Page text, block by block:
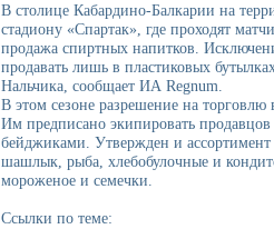
В столице Кабардино-Балкарии на
стадиону «Спартак», где проходят
продажа спиртных напитков.
продавать лишь в пластиковых
Нальчика, сообщает ИА Regnum.
В этом сезоне разрешение на
Им предписано экипировать
бейджиками. Утвержден и
шашлык, рыба, хлебобулочные и
мороженое и семечки.
Ссылки по теме: